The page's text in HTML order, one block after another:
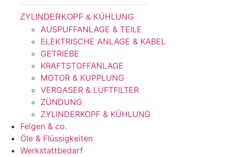
ZYLINDERKOPF & KÜHLUNG
AUSPUFFANLAGE & TEILE
ELEKTRISCHE ANLAGE & KABEL
GETRIEBE
KRAFTSTOFFANLAGE
MOTOR & KUPPLUNG
VERGASER & LUFTFILTER
ZÜNDUNG
ZYLINDERKOPF & KÜHLUNG
Felgen & co.
Öle & Flüssigkeiten
Werkstattbedarf